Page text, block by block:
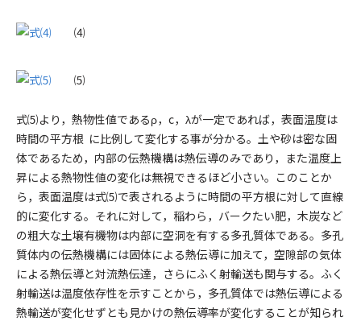
⑷
⑸
式⑸より，熱物性値であるρ， c，λが一定であれば，表面温度は
時間の平方根 に比例して変化する事が分かる。土や砂は密な固
体であるため，内部の伝熱機構は熱伝導のみであり，また温度上
昇による熱物性値の変化は無視できるほど小さい。このことか
ら，表面温度は式⑸で表されるように時間の平方根に対して直線
的に変化する。それに対して，稲わら，バークたい肥，木炭など
の粗大な土壌有機物は内部に空洞を有する多孔質体である。多孔
質体内の伝熱機構には固体による熱伝導に加えて，空隙部の気体
による熱伝導と対流熱伝達，さらにふく射輸送も関与する。ふく
射輸送は温度依存性を示すことから，多孔質体では熱伝導による
熱輸送が変化せずとも見かけの熱伝導率が変化することが知られ